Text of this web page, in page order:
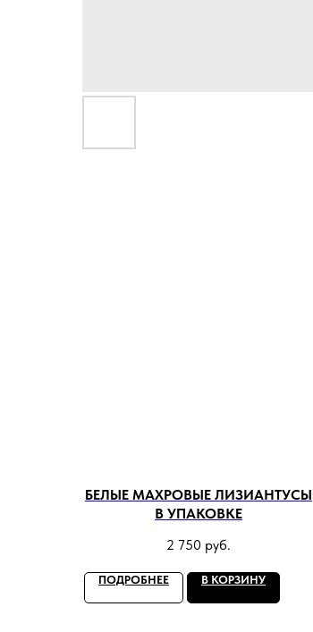
БЕЛЫЕ МАХРОВЫЕ ЛИЗИАНТУСЫ
В УПАКОВКЕ
2 750 руб.
ПОДРОБНЕЕ В КОРЗИНУ